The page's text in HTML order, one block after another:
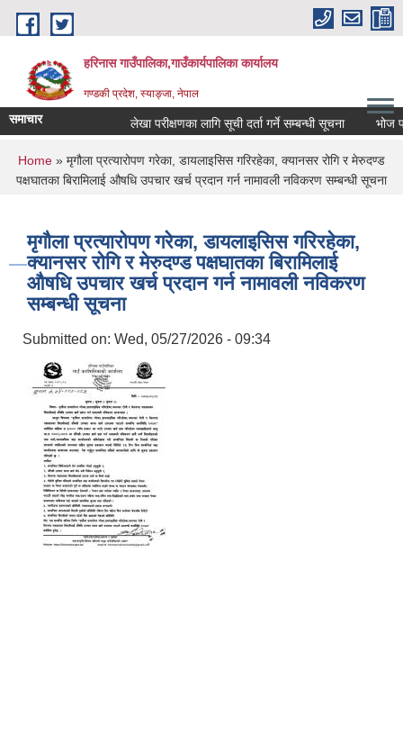
Skip to main content
हरिनास गाउँपालिका,गाउँकार्यपालिका कार्यालय
गण्डकी प्रदेश, स्याङ्जा, नेपाल
समाचार लेखा परीक्षणका लागि सूची दर्ता गर्ने सम्बन्धी सूचना भोज
You are here
Home » मृगौला प्रत्यारोपण गरेका, डायलाइसिस गरिरहेका, क्यानसर रोगि र मेरुदण्ड
पक्षघातका बिरामिलाई औषधि उपचार खर्च प्रदान गर्न नामावली नविकरण सम्बन्धी सूचना
मृगौला प्रत्यारोपण गरेका, डायलाइसिस गरिरहेका,
क्यानसर रोगि र मेरुदण्ड पक्षघातका बिरामिलाई
औषधि उपचार खर्च प्रदान गर्न नामावली नविकरण
सम्बन्धी सूचना
Submitted on: Wed, 05/27/2026 - 09:34